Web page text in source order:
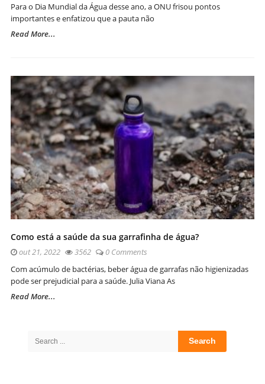
Para o Dia Mundial da Água desse ano, a ONU frisou pontos
importantes e enfatizou que a pauta não
Read More...
Como está a saúde da sua garrafinha de água?
out 21, 2022 3562
0 Comments
Com acúmulo de bactérias, beber água de garrafas não higienizadas
pode ser prejudicial para a saúde. Julia Viana As
Read More...
Search